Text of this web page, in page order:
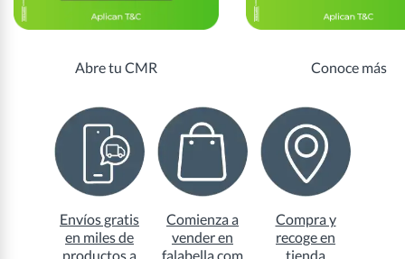
Abre tu CMR Conoce más
Envíos gratis
en miles de
productos a
Comienza a
vender en
falabella.com
Compra y
recoge en
tienda